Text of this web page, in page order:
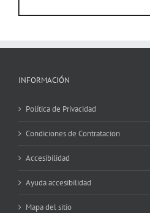
INFORMACIÓN
Política de Privacidad
Condiciones de Contratacion
Accesibilidad
Ayuda accesibilidad
Mapa del sitio